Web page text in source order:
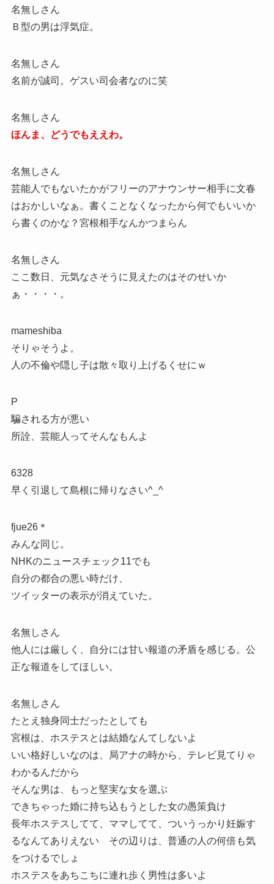
名無しさん
Ｂ型の男は浮気症。
名無しさん
名前が誠司。ゲスい司会者なのに笑
名無しさん
ほんま、どうでもええわ。
名無しさん
芸能人でもないたかがフリーのアナウンサー相手に文春
はおかしいなぁ。書くことなくなったから何でもいいか
ら書くのかな？宮根相手なんかつまらん
名無しさん
ここ数日、元気なさそうに見えたのはそのせいか
ぁ・・・・。
mameshiba
そりゃそうよ。
人の不倫や隠し子は散々取り上げるくせにｗ
P
騙される方が悪い
所詮、芸能人ってそんなもんよ
6328
早く引退して島根に帰りなさい^_^
fjue26＊
みんな同じ。
NHKのニュースチェック11でも
自分の都合の悪い時だけ、
ツイッターの表示が消えていた。
名無しさん
他人には厳しく、自分には甘い報道の矛盾を感じる。公
正な報道をしてほしい。
名無しさん
たとえ独身同士だったとしても
宮根は、ホステスとは結婚なんてしないよ
いい格好しいなのは、局アナの時から、テレビ見てりゃ
わかるんだから
そんな男は、もっと堅実な女を選ぶ
できちゃった婚に持ち込もうとした女の愚策負け
長年ホステスしてて、ママしてて、ついうっかり妊娠す
るなんてありえない その辺りは、普通の人の何倍も気
をつけるでしょ
ホステスをあちこちに連れ歩く男性は多いよ